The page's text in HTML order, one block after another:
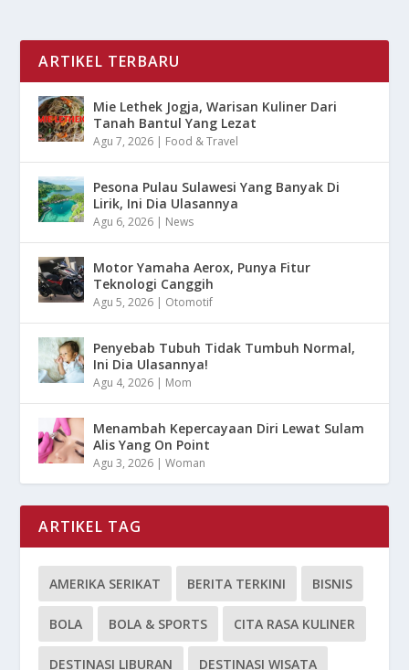
ARTIKEL TERBARU
Mie Lethek Jogja, Warisan Kuliner Dari
Tanah Bantul Yang Lezat
Agu 7, 2026 | Food & Travel
Pesona Pulau Sulawesi Yang Banyak Di
Lirik, Ini Dia Ulasannya
Agu 6, 2026 | News
Motor Yamaha Aerox, Punya Fitur
Teknologi Canggih
Agu 5, 2026 | Otomotif
Penyebab Tubuh Tidak Tumbuh Normal,
Ini Dia Ulasannya!
Agu 4, 2026 | Mom
Menambah Kepercayaan Diri Lewat Sulam
Alis Yang On Point
Agu 3, 2026 |Woman
ARTIKEL TAG
AMERIKA SERIKAT BERITA TERKINI BISNIS
BOLA BOLA & SPORTS CITA RASA KULINER
DESTINASI LIBURAN DESTINASI WISATA